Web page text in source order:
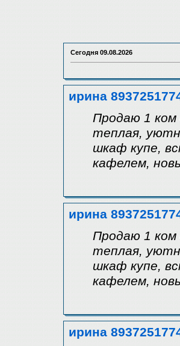
Сегодня 09.08.2026
ирина
Продаю 1 ком
теплая,
шкаф купе,
кафелем,
ирина
Продаю 1 ком
теплая,
шкаф купе,
кафелем,
ирина